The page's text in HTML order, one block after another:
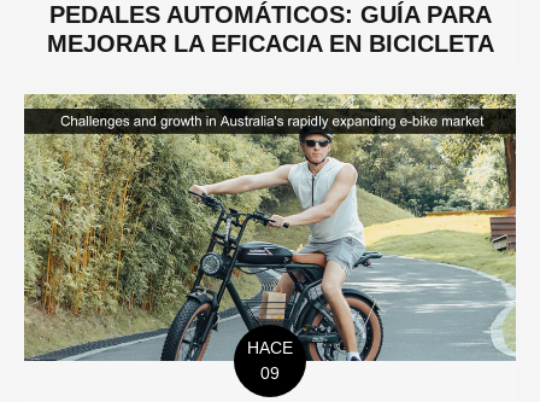
PEDALES AUTOMÁTICOS: GUÍA PARA
MEJORAR LA EFICACIA EN BICICLETA
HACE
09